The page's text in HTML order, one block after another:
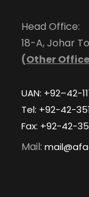
Head Office:
18-A, Johar
(Other
UAN: +92–42-
Tel: +92-42-
Fax: +92-42-
Mail: